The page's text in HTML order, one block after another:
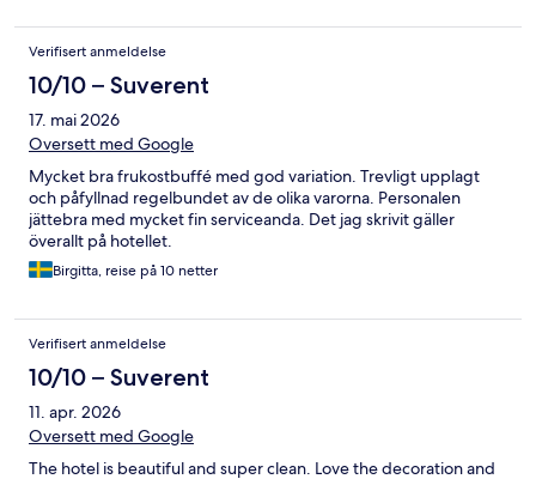
Verifisert anmeldelse
10/10 – Suverent
17. mai 2026
Oversett med Google
Mycket bra frukostbuffé med god variation. Trevligt upplagt
och påfyllnad regelbundet av de olika varorna. Personalen
jättebra med mycket fin serviceanda. Det jag skrivit gäller
överallt på hotellet.
Birgitta, reise på 10 netter
Verifisert anmeldelse
10/10 – Suverent
11. apr. 2026
Oversett med Google
The hotel is beautiful and super clean. Love the decoration and